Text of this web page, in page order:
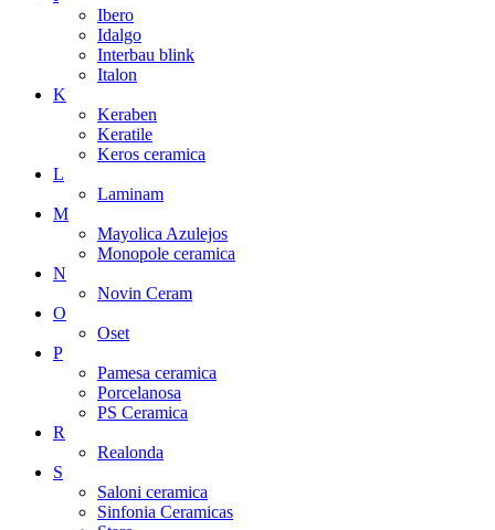
Ibero
Idalgo
Interbau blink
Italon
K
Keraben
Keratile
Keros ceramica
L
Laminam
M
Mayolica Azulejos
Monopole ceramica
N
Novin Ceram
O
Oset
P
Pamesa ceramica
Porcelanosa
PS Ceramica
R
Realonda
S
Saloni ceramica
Sinfonia Ceramicas